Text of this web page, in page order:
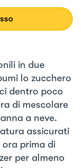
in due
lo zucchero
dentro poco
di mescolare
a neve.
assicurati
prima di
per almeno